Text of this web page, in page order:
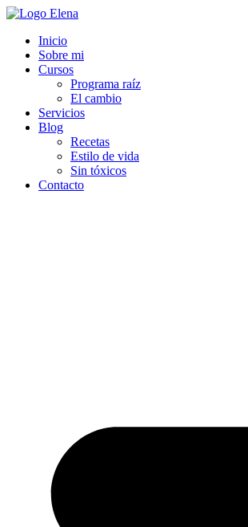
Inicio
Sobre mi
Cursos
Programa raíz
El cambio
Servicios
Blog
Recetas
Estilo de vida
Sin tóxicos
Contacto